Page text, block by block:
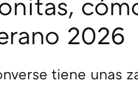
2026
tiene unas